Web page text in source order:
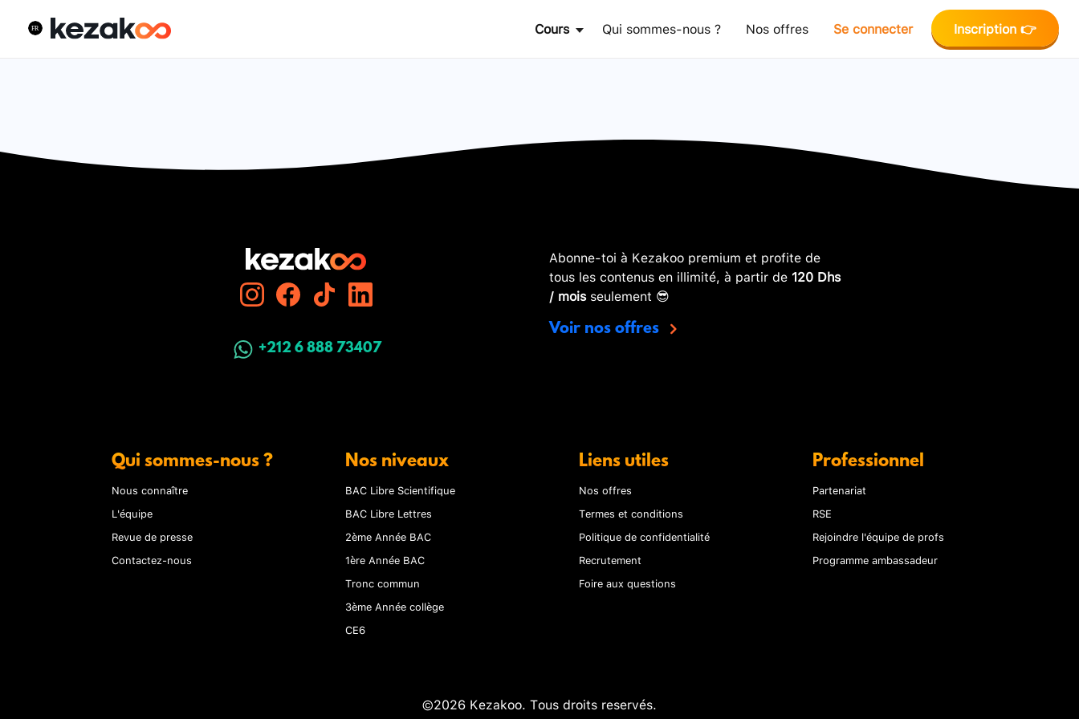
Cours Qui sommes-nous ? Nos offres Se connecter Inscription 👉
+212 6 888 73407
Abonne-toi à Kezakoo premium et profite de
tous les contenus en illimité, à partir de 120 Dhs
/ moisseulement 😎
Voir nos offres
Qui sommes-nous ?
Nous connaître
L'équipe
Revue de presse
Contactez-nous
Nos niveaux
BAC Libre Scientifique
BAC Libre Lettres
2ème Année BAC
1ère Année BAC
Tronc commun
3ème Année collège
CE6
Liens utiles
Nos offres
Termes et conditions
Politique de confidentialité
Recrutement
Foire aux questions
Professionnel
Partenariat
RSE
Rejoindre l'équipe de profs
Programme ambassadeur
©2026 Kezakoo. Tous droits reservés.